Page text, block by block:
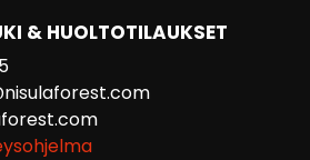
& HUOLTOTILAUKSET